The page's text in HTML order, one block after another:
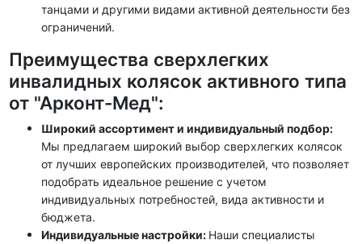
танцами и другими видами активной деятельности без
ограничений.
Преимущества сверхлегких
инвалидных колясок активного типа
от "Арконт-Мед":
Широкий ассортимент и индивидуальный подбор:
Мы предлагаем широкий выбор сверхлегких колясок
от лучших европейских производителей, что позволяет
подобрать идеальное решение с учетом
индивидуальных потребностей, вида активности и
бюджета.
Индивидуальные настройки: Наши специалисты